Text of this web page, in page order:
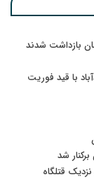
با قید فوریت
شد
قتلگاه